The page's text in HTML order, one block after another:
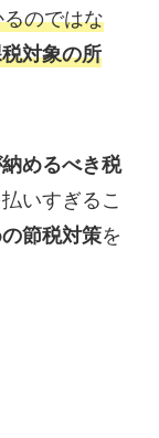
のではな
対象の所
めるべき税
いすぎるこ
節税対策を